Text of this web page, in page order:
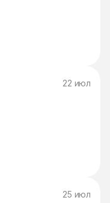
22 июл
25 июл